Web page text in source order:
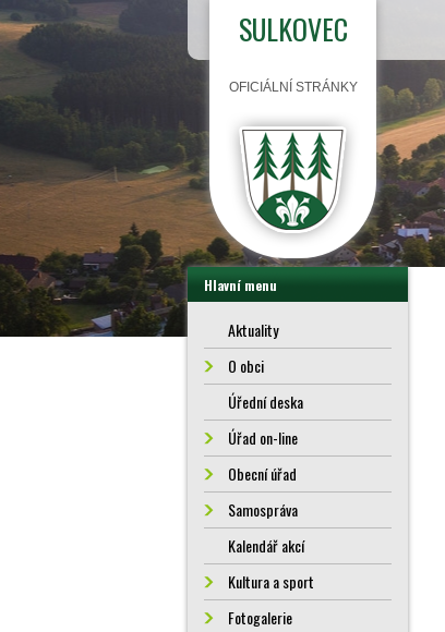
SULKOVEC
OFICIÁLNÍ STRÁNKY
Hlavní menu
Aktuality
O obci
Úřední deska
Úřad on-line
Obecní úřad
Samospráva
Kalendář akcí
Kultura a sport
Fotogalerie